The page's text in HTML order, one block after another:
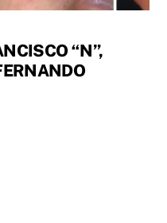
“N”,